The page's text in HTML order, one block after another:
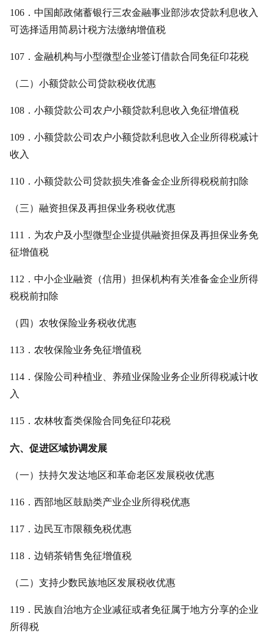
106．中国邮政储蓄银行三农金融事业部涉农贷款利息收入
可选择适用简易计税方法缴纳增值税
107．金融机构与小型微型企业签订借款合同免征印花税
（二）小额贷款公司贷款税收优惠
108．小额贷款公司农户小额贷款利息收入免征增值税
109．小额贷款公司农户小额贷款利息收入企业所得税减计
收入
110．小额贷款公司贷款损失准备金企业所得税税前扣除
（三）融资担保及再担保业务税收优惠
111．为农户及小型微型企业提供融资担保及再担保业务免
征增值税
112．中小企业融资（信用）担保机构有关准备金企业所得
税税前扣除
（四）农牧保险业务税收优惠
113．农牧保险业务免征增值税
114．保险公司种植业、养殖业保险业务企业所得税减计收
入
115．农林牧畜类保险合同免征印花税
六、促进区域协调发展
（一）扶持欠发达地区和革命老区发展税收优惠
116．西部地区鼓励类产业企业所得税优惠
117．边民互市限额免税优惠
118．边销茶销售免征增值税
（二）支持少数民族地区发展税收优惠
119．民族自治地方企业减征或者免征属于地方分享的企业
所得税